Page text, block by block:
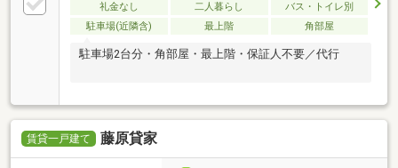
礼金なし 二人暮らし
バス・トイレ別
駐車場(近隣含)
最上階 角部屋
駐車場2台分・角部屋・最上階・保証人不要／代行
賃貸一戸建て 藤原貸家